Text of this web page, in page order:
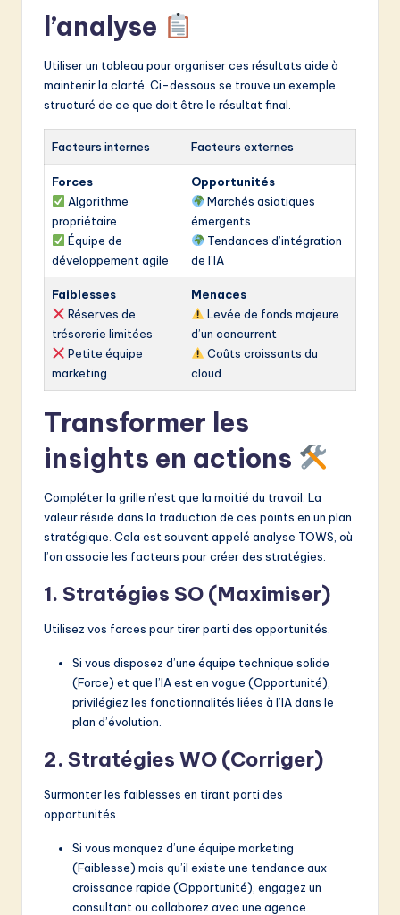
l’analyse
Utiliser un tableau pour organiser ces résultats aide à
maintenir la clarté. Ci-dessous se trouve un exemple
structuré de ce que doit être le résultat final.
Facteurs internes Facteurs externes
Forces
Algorithme
propriétaire
Équipe de
développement agile
Opportunités
Marchés asiatiques
émergents
Tendances d’intégration
de l’IA
Faiblesses
Réserves de
trésorerie limitées
Petite équipe
marketing
Menaces
Levée de fonds majeure
d’un concurrent
Coûts croissants du
cloud
Transformer les
insights en actions
Compléter la grille n’est que la moitié du travail. La
valeur réside dans la traduction de ces points en un plan
stratégique. Cela est souvent appelé analyse TOWS, où
l’on associe les facteurs pour créer des stratégies.
1. Stratégies SO (Maximiser)
Utilisez vos forces pour tirer parti des opportunités.
Si vous disposez d’une équipe technique solide
(Force) et que l’IA est en vogue (Opportunité),
privilégiez les fonctionnalités liées à l’IA dans le
plan d’évolution.
2. Stratégies WO (Corriger)
Surmonter les faiblesses en tirant parti des
opportunités.
Si vous manquez d’une équipe marketing
(Faiblesse) mais qu’il existe une tendance aux
croissance rapide (Opportunité), engagez un
consultant ou collaborez avec une agence.